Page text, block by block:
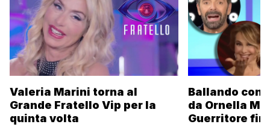
Valeria Marini torna al
Grande Fratello Vip per la
quinta volta
Ballando con
da Ornella
Guerritore